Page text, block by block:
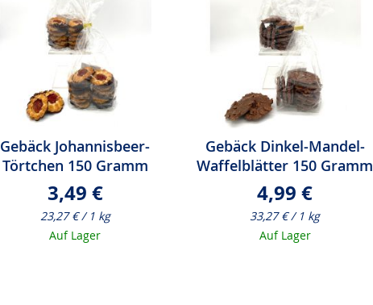
Gebäck Johannisbeer-
Törtchen 150 Gramm
3,49 €
23,27 € / 1 kg
Auf Lager
Gebäck Dinkel-Mandel-
Waffelblätter 150 Gramm
4,99 €
33,27 € / 1 kg
Auf Lager